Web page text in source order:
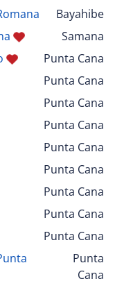
Bayahibe
Samana
Punta Cana
Punta Cana
Punta Cana
Punta Cana
Punta Cana
Punta Cana
Punta Cana
Punta Cana
Punta Cana
Punta
Cana